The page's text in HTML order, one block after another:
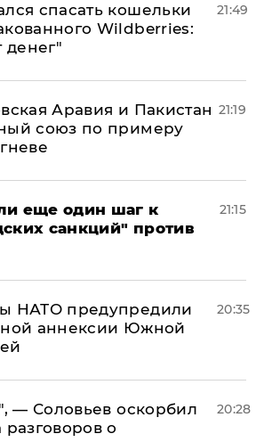
спасать кошельки
Wildberries:
денег"
21:49
Аравия и Пакистан
союз по примеру
21:19
еще один шаг к
санкций" против
21:15
НАТО предупредили
аннексии Южной
20:35
— Соловьев оскорбил
о
20:28